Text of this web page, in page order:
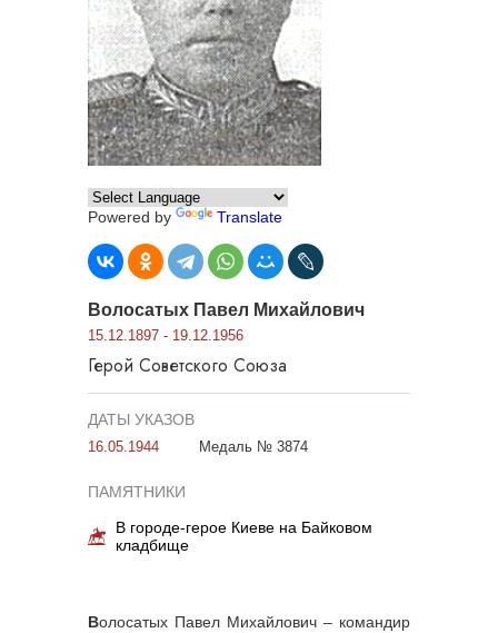
Powered by Translate
Волосатых Павел Михайлович
15.12.1897 - 19.12.1956
Герой Советского Союза
ДАТЫ УКАЗОВ
16.05.1944 Медаль № 3874
ПАМЯТНИКИ
В городе-герое Киеве на Байковом
кладбище
Волосатых Павел Михайлович – командир